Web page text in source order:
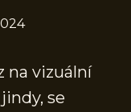
na vizuální
se